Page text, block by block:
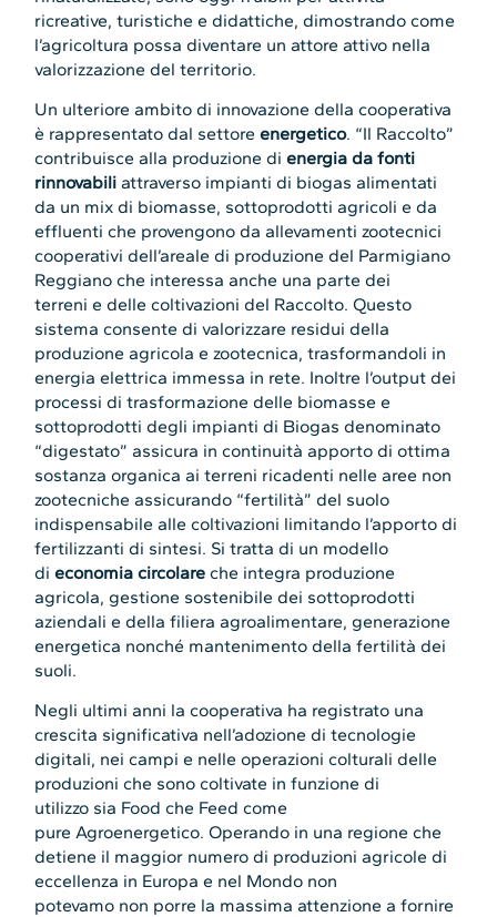
ricreative, turistiche e didattiche, dimostrando come
l’agricoltura possa diventare un attore attivo nella
valorizzazione del territorio.
Un ulteriore ambito di innovazione della cooperativa
è rappresentato dal settoreenergetico. “Il Raccolto”
contribuisce alla produzione dienergia da fonti
rinnovabili attraverso impianti di biogas alimentati
da un mix di biomasse, sottoprodotti agricoli e da
effluenti che provengono da allevamenti zootecnici
cooperativi dell’areale di produzione del Parmigiano
Reggiano che interessa anche una parte dei
terreni e delle coltivazioni del Raccolto. Questo
sistema consente di valorizzare residui della
produzione agricola e zootecnica, trasformandoli in
energia elettrica immessa in rete. Inoltre l’output dei
processi di trasformazione delle biomasse e
sottoprodotti degli impianti di Biogas denominato
“digestato” assicura in continuità apporto di ottima
sostanza organica ai terreni ricadenti nelle aree non
zootecniche assicurando “fertilità” del suolo
indispensabile alle coltivazioni limitando l’apporto di
fertilizzanti di sintesi. Si tratta di un modello
dieconomia circolare che integra produzione
agricola, gestione sostenibile dei sottoprodotti
aziendali e della filiera agroalimentare, generazione
energetica nonché mantenimento della fertilità dei
suoli.
Negli ultimi anni la cooperativa ha registrato una
crescita significativa nell’adozione di tecnologie
digitali, nei campi e nelle operazioni colturali delle
produzioni che sono coltivate in funzione di
utilizzo sia Food che Feed come
pure Agroenergetico. Operando in una regione che
detiene il maggior numero di produzioni agricole di
eccellenza in Europa e nel Mondo non
potevamo non porre la massima attenzione a fornire